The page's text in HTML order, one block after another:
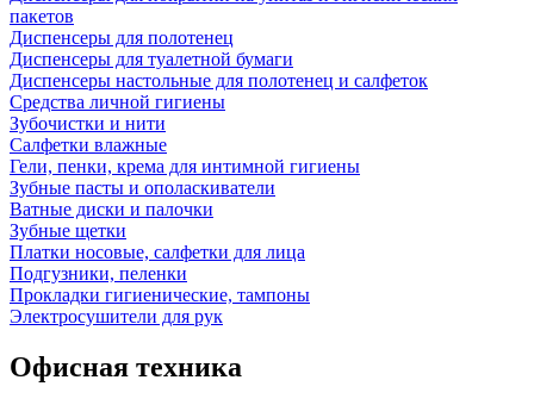
пакетов
Диспенсеры для полотенец
Диспенсеры для туалетной бумаги
Диспенсеры настольные для полотенец и салфеток
Средства личной гигиены
Зубочистки и нити
Салфетки влажные
Гели, пенки, крема для интимной гигиены
Зубные пасты и ополаскиватели
Ватные диски и палочки
Зубные щетки
Платки носовые, салфетки для лица
Подгузники, пеленки
Прокладки гигиенические, тампоны
Электросушители для рук
Офисная техника